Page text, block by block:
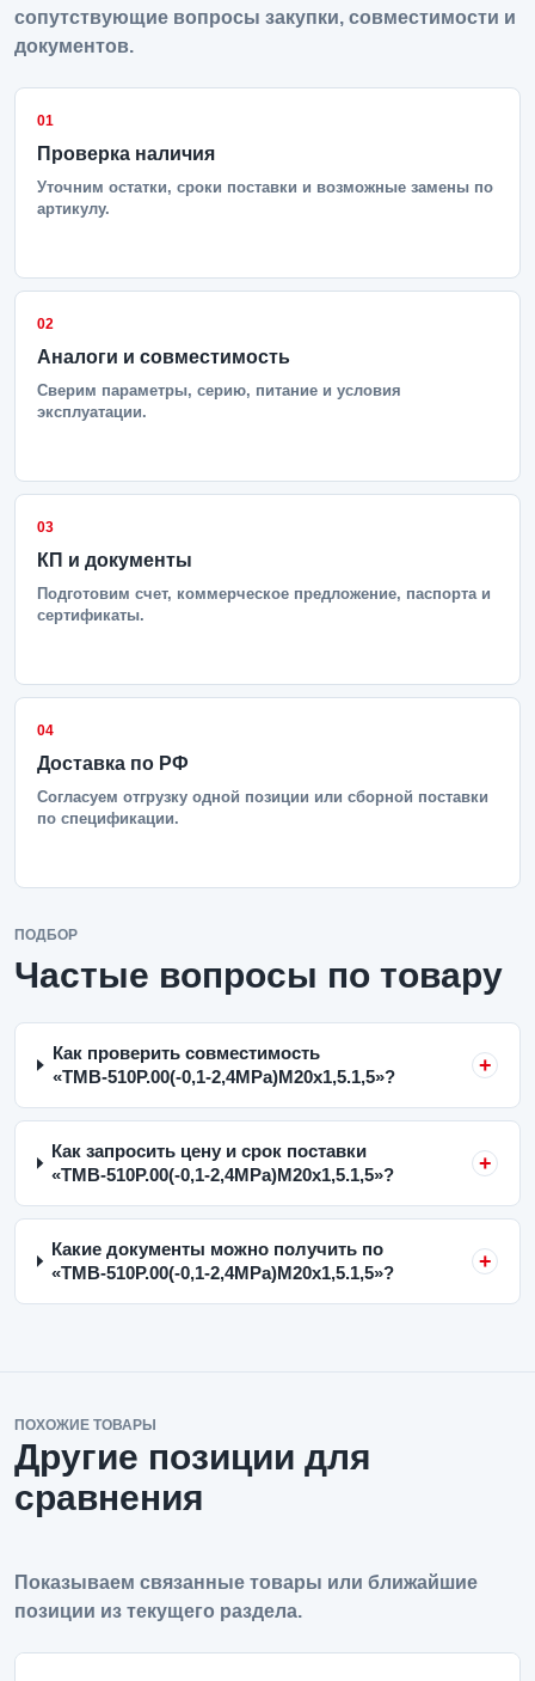
сопутствующие вопросы закупки, совместимости и
документов.
01
Проверка наличия
Уточним остатки, сроки поставки и возможные замены по
артикулу.
02
Аналоги и совместимость
Сверим параметры, серию, питание и условия
эксплуатации.
03
КП и документы
Подготовим счет, коммерческое предложение, паспорта и
сертификаты.
04
Доставка по РФ
Согласуем отгрузку одной позиции или сборной поставки
по спецификации.
ПОДБОР
Частые вопросы по товару
Как проверить совместимость
«ТМВ-510Р.00(-0,1-2,4MPa)M20x1,5.1,5»?
Как запросить цену и срок поставки
«ТМВ-510Р.00(-0,1-2,4MPa)M20x1,5.1,5»?
Какие документы можно получить по
«ТМВ-510Р.00(-0,1-2,4MPa)M20x1,5.1,5»?
ПОХОЖИЕ ТОВАРЫ
Другие позиции для
сравнения
Показываем связанные товары или ближайшие
позиции из текущего раздела.